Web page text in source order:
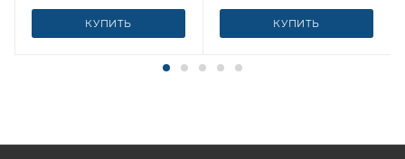
КУПИТЬ КУПИТЬ